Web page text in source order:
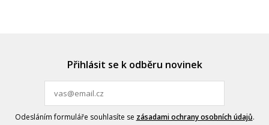
Přihlásit se k odběru novinek
Odesláním formuláře souhlasíte se zásadami ochrany osobních údajů.